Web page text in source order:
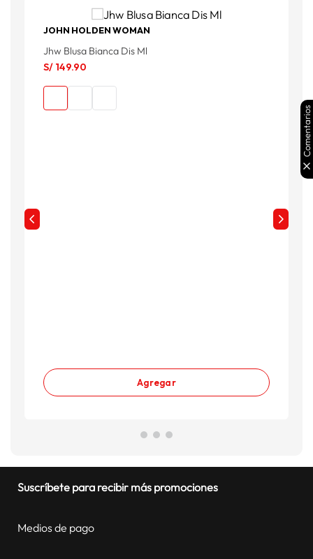
JOHN HOLDEN WOMAN
Jhw Blusa Bianca Dis Ml
S/ 149.90
Agregar
Suscríbete para recibir más promociones
Medios de pago
Comentarios